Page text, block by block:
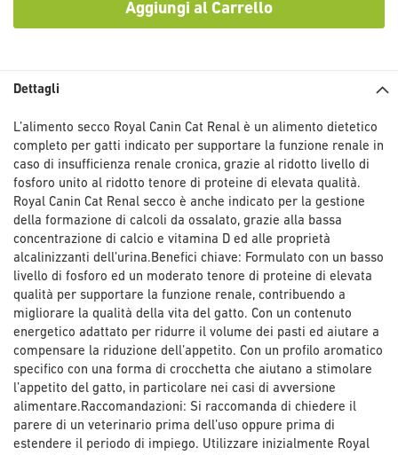
Aggiungi al Carrello
Dettagli
L’alimento secco Royal Canin Cat Renal è un alimento dietetico
completo per gatti indicato per supportare la funzione renale in
caso di insufficienza renale cronica, grazie al ridotto livello di
fosforo unito al ridotto tenore di proteine di elevata qualità.
Royal Canin Cat Renal secco è anche indicato per la gestione
della formazione di calcoli da ossalato, grazie alla bassa
concentrazione di calcio e vitamina D ed alle proprietà
alcalinizzanti dell’urina.Benefici chiave: Formulato con un basso
livello di fosforo ed un moderato tenore di proteine di elevata
qualità per supportare la funzione renale, contribuendo a
migliorare la qualità della vita del gatto. Con un contenuto
energetico adattato per ridurre il volume dei pasti ed aiutare a
compensare la riduzione dell’appetito. Con un profilo aromatico
specifico con una forma di crocchetta che aiutano a stimolare
l’appetito del gatto, in particolare nei casi di avversione
alimentare.Raccomandazioni: Si raccomanda di chiedere il
parere di un veterinario prima dell’uso oppure prima di
estendere il periodo di impiego. Utilizzare inizialmente Royal